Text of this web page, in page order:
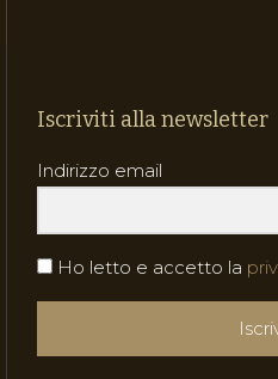
Iscriviti alla newsletter
Indirizzo email
Ho letto e accetto la